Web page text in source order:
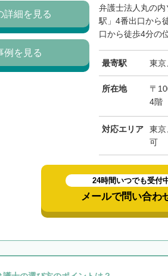
弁護士法人丸の
駅」4番出口から
口から徒歩4分の
最寄駅 東京
所在地
〒
4階
対応エリア
東京
可
詳細を見る
例を見る
24時間いつでも受付
メールで問い合わ